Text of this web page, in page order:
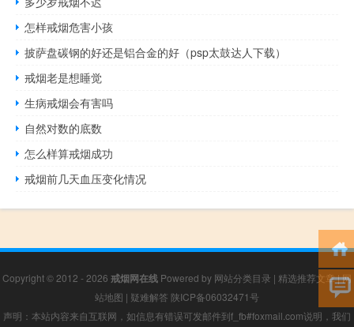
怎样戒烟危害小孩
披萨盘碳钢的好还是铝合金的好（psp太鼓达人下载）
戒烟老是想睡觉
生病戒烟会有害吗
自然对数的底数
怎么样算戒烟成功
戒烟前几天血压变化情况
Copyright © 2012 - 2026 戒烟网在线 Powered by 网站分类目录 | 精选推荐文章|网
站地图 | 疑难解答 陕ICP备06032471号
声明：本站内容来自互联网，如信息有错误可发邮件到f_fb#foxmail.com说明，我们